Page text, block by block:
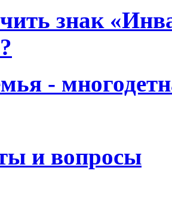
знак
-
и вопросы